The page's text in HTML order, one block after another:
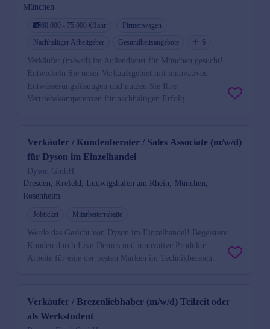
München
60.000 - 75.000 €/Jahr
Firmenwagen
Nachhaltiger Arbeitgeber
Gesundheitsangebote 6
Verkäufer (m/w/d) im Außendienst für München gesucht!
Entwickeln Sie unser Verkaufsgebiet mit innovativen
Entwässerungslösungen und nutzen Sie Ihre
Vertriebskompetenzen für nachhaltigen Erfolg.
Verkäufer / Kundenberater / Sales Associate (m/w/d)
für Dyson im Einzelhandel
Dyson GmbH'
Dresden, Krefeld, Ludwigshafen am Rhein, München,
Rosenheim
Jobticket Mitarbeiterrabatte
Werde das Gesicht von Dyson im Einzelhandel! Begeistere
Kunden durch Live-Demos und innovative Produkte.
Arbeite für eine der besten Marken im Technikbereich.
Verkäufer / Brezenliebhaber (m/w/d) Teilzeit oder
als Werkstudent